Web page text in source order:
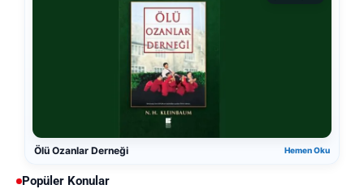
Ölü Ozanlar Derneği Hemen Oku
Popüler Konular